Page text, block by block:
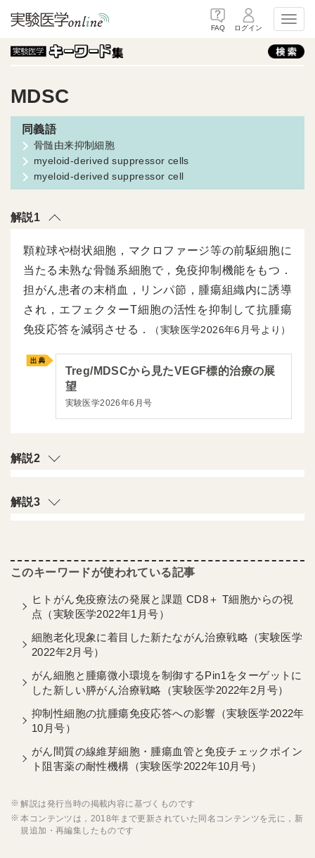
FAQ ログイン
MDSC
骨髄由来抑制細胞
myeloid-derived suppressor cells
myeloid-derived suppressor cell
解説1
顆粒球や樹状細胞，マクロファージ等の前駆細胞に
当たる未熟な骨髄系細胞で，免疫抑制機能をもつ．
担がん患者の末梢血，リンパ節，腫瘍組織内に誘導
され，エフェクターT細胞の活性を抑制して抗腫瘍
免疫応答を減弱させる．
（実験医学2026年6月号より）
Treg/MDSCから見たVEGF標的治療の展
望
実験医学2026年6月号
解説2
解説3
ヒトがん免疫療法の発展と課題 CD8＋ T細胞からの視
点（実験医学2022年1月号）
細胞老化現象に着目した新たながん治療戦略（実験医学
2022年2月号）
がん細胞と腫瘍微小環境を制御するPin1をターゲットに
した新しい膵がん治療戦略（実験医学2022年2月号）
抑制性細胞の抗腫瘍免疫応答への影響（実験医学2022年
10月号）
がん間質の線維芽細胞・腫瘍血管と免疫チェックポイン
ト阻害薬の耐性機構（実験医学2022年10月号）
解説は発行当時の掲載内容に基づくものです
本コンテンツは，2018年まで更新されていた同名コンテンツを元に，新
規追加・再編集したものです